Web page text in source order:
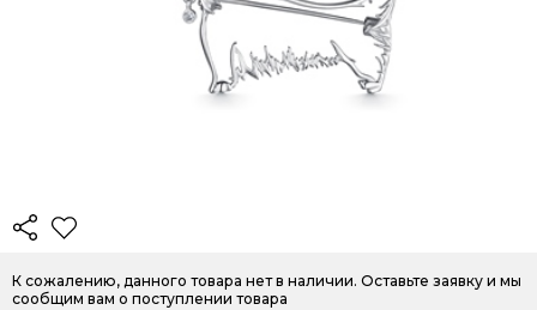
К сожалению, данного товара нет в наличии. Оставьте заявку и мы
сообщим вам о поступлении товара